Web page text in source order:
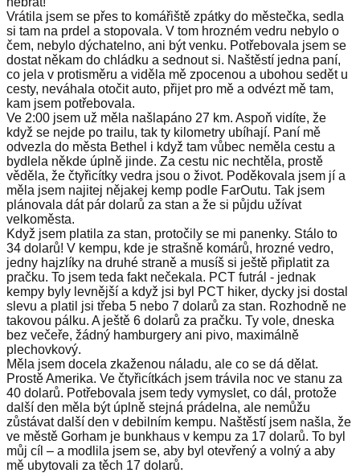
Vrátila jsem se přes to komářiště zpátky do městečka, sedla
si tam na prdel a stopovala. V tom hrozném vedru nebylo o
čem, nebylo dýchatelno, ani být venku. Potřebovala jsem se
dostat někam do chládku a sednout si. Naštěstí jedna paní,
co jela v protisměru a viděla mě zpocenou a ubohou sedět u
cesty, neváhala otočit auto, přijet pro mě a odvézt mě tam,
kam jsem potřebovala.
Ve 2:00 jsem už měla našlapáno 27 km. Aspoň vidíte, že
když se nejde po trailu, tak ty kilometry ubíhají. Paní mě
odvezla do města Bethel i když tam vůbec neměla cestu a
bydlela někde úplně jinde. Za cestu nic nechtěla, prostě
věděla, že čtyřicítky vedra jsou o život. Poděkovala jsem jí a
měla jsem najitej nějakej kemp podle FarOutu. Tak jsem
plánovala dát pár dolarů za stan a že si půjdu užívat
velkoměsta.
Když jsem platila za stan, protočily se mi panenky. Stálo to
34 dolarů! V kempu, kde je strašně komárů, hrozné vedro,
jedny hajzlíky na druhé straně a musíš si ještě připlatit za
pračku. To jsem teda fakt nečekala. PCT futrál - jednak
kempy byly levnější a když jsi byl PCT hiker, dycky jsi dostal
slevu a platil jsi třeba 5 nebo 7 dolarů za stan. Rozhodně ne
takovou pálku. A ještě 6 dolarů za pračku. Ty vole, dneska
bez večeře, žádný hamburgery ani pivo, maximálně
plechovkový.
Měla jsem docela zkaženou náladu, ale co se dá dělat.
Prostě Amerika. Ve čtyřicítkách jsem trávila noc ve stanu za
40 dolarů. Potřebovala jsem tedy vymyslet, co dál, protože
další den měla být úplně stejná prádelna, ale nemůžu
zůstávat další den v debilním kempu. Naštěstí jsem našla, že
ve městě Gorham je bunkhaus v kempu za 17 dolarů. To byl
můj cíl – a modlila jsem se, aby byl otevřený a volný a aby
mě ubytovali za těch 17 dolarů.